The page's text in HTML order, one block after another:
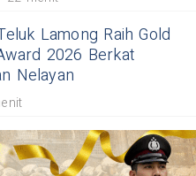
Lamong Raih Gold
2026 Berkat
Nelayan